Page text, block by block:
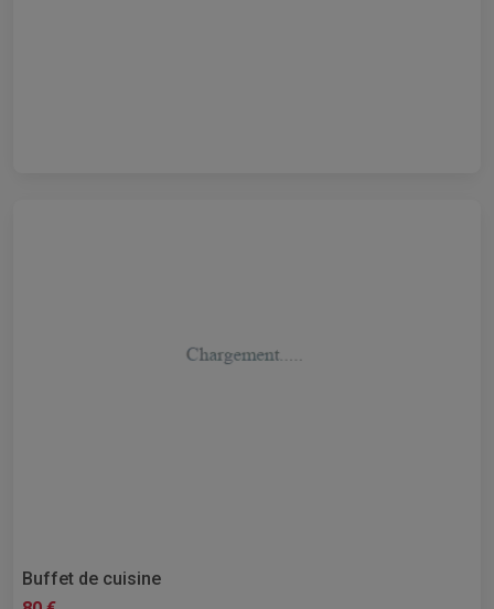
Buffet de cuisine